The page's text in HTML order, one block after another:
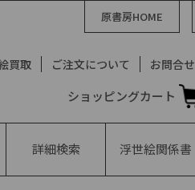
原書房HOME
買取 ご注文について お問合せ
ショッピングカート
詳細検索 浮世絵関係書